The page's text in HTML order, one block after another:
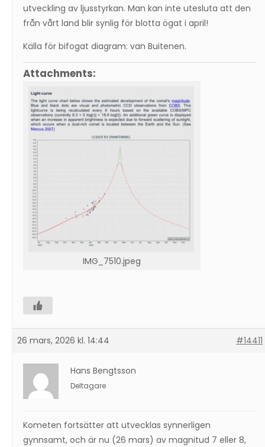
utveckling av ljusstyrkan. Man kan inte utesluta att den
från vårt land blir synlig för blotta ögat i april!
Källa för bifogat diagram: van Buitenen.
Attachments:
IMG_7510.jpeg
26 mars, 2026 kl. 14:44 #14411
Hans Bengtsson
Deltagare
Kometen fortsätter att utvecklas synnerligen
gynnsamt, och är nu (26 mars) av magnitud 7 eller 8,